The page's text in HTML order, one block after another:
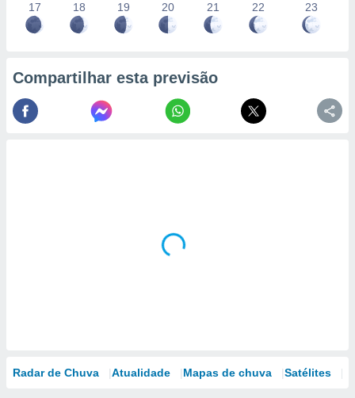
17 18 19 20 21 22 23
Compartilhar esta previsão
Radar de Chuva Atualidade Mapas de chuva Satélites